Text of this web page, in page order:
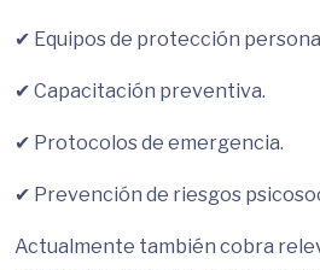
✔ Equipos de protección
✔ Capacitación preventiva.
✔ Protocolos de emergencia.
✔ Prevención de riesgos
Actualmente también cobra